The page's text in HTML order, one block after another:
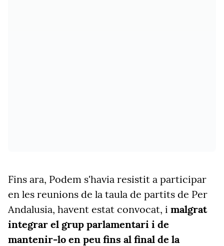
Fins ara, Podem s'havia resistit a participar
en les reunions de la taula de partits de Per
Andalusia, havent estat convocat, i malgrat
integrar el grup parlamentari i de
mantenir-lo en peu fins al final de la